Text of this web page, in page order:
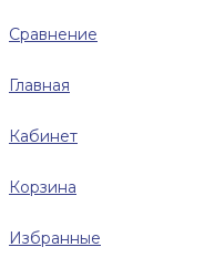
Сравнение
Главная
Кабинет
Корзина
Избранные